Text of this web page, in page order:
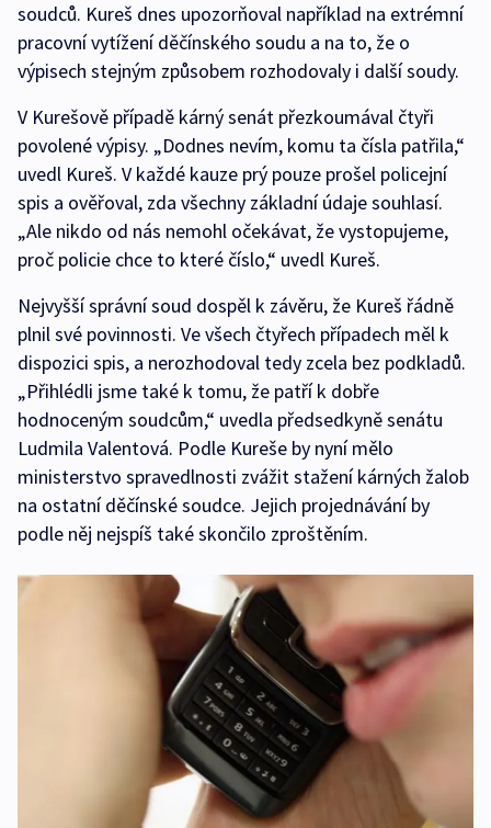
soudců. Kureš dnes upozorňoval například na extrémní
pracovní vytížení děčínského soudu a na to, že o
výpisech stejným způsobem rozhodovaly i další soudy.
V Kurešově případě kárný senát přezkoumával čtyři
povolené výpisy. „Dodnes nevím, komu ta čísla patřila,“
uvedl Kureš. V každé kauze prý pouze prošel policejní
spis a ověřoval, zda všechny základní údaje souhlasí.
„Ale nikdo od nás nemohl očekávat, že vystopujeme,
proč policie chce to které číslo,“ uvedl Kureš.
Nejvyšší správní soud dospěl k závěru, že Kureš řádně
plnil své povinnosti. Ve všech čtyřech případech měl k
dispozici spis, a nerozhodoval tedy zcela bez podkladů.
„Přihlédli jsme také k tomu, že patří k dobře
hodnoceným soudcům,“ uvedla předsedkyně senátu
Ludmila Valentová. Podle Kureše by nyní mělo
ministerstvo spravedlnosti zvážit stažení kárných žalob
na ostatní děčínské soudce. Jejich projednávání by
podle něj nejspíš také skončilo zproštěním.